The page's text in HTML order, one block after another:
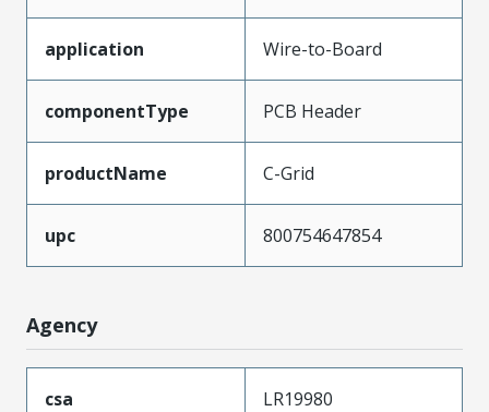
application Wire-to-Board
componentType PCB Header
productName C-Grid
upc 800754647854
Agency
csa LR19980